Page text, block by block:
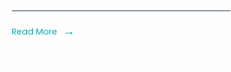
Akademisi,
Read More